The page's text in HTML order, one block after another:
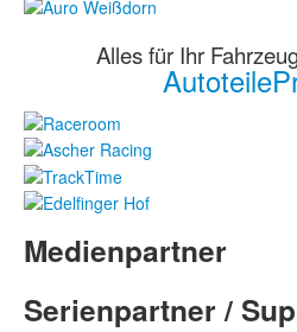
Alles für Ihr
Medienpartner
Serienpartner /